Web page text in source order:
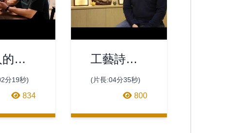
日
：
的溫
分19秒)
834
工藝詩
人：林靖
(片長:04分35秒)
800